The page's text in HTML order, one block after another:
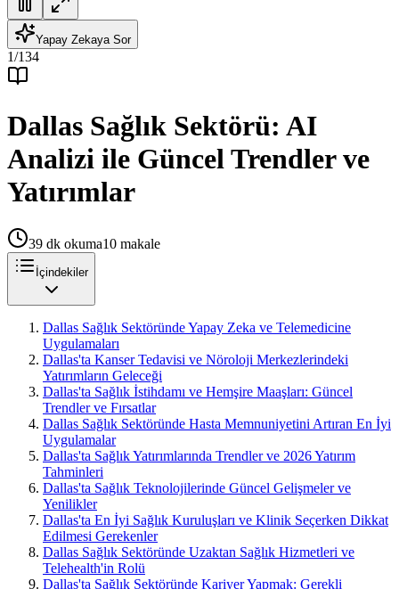
Yapay Zekaya Sor
1/134
Dallas Sağlık Sektörü: AI
Analizi ile Güncel Trendler ve
Yatırımlar
39 dk okuma10 makale
İçindekiler
Dallas Sağlık Sektöründe Yapay Zeka ve Telemedicine
Uygulamaları
Dallas'ta Kanser Tedavisi ve Nöroloji Merkezlerindeki
Yatırımların Geleceği
Dallas'ta Sağlık İstihdamı ve Hemşire Maaşları: Güncel
Trendler ve Fırsatlar
Dallas Sağlık Sektöründe Hasta Memnuniyetini Artıran En İyi
Uygulamalar
Dallas'ta Sağlık Yatırımlarında Trendler ve 2026 Yatırım
Tahminleri
Dallas'ta Sağlık Teknolojilerinde Güncel Gelişmeler ve
Yenilikler
Dallas'ta En İyi Sağlık Kuruluşları ve Klinik Seçerken Dikkat
Edilmesi Gerekenler
Dallas Sağlık Sektöründe Uzaktan Sağlık Hizmetleri ve
Telehealth'in Rolü
Dallas'ta Sağlık Sektöründe Kariyer Yapmak: Gerekli